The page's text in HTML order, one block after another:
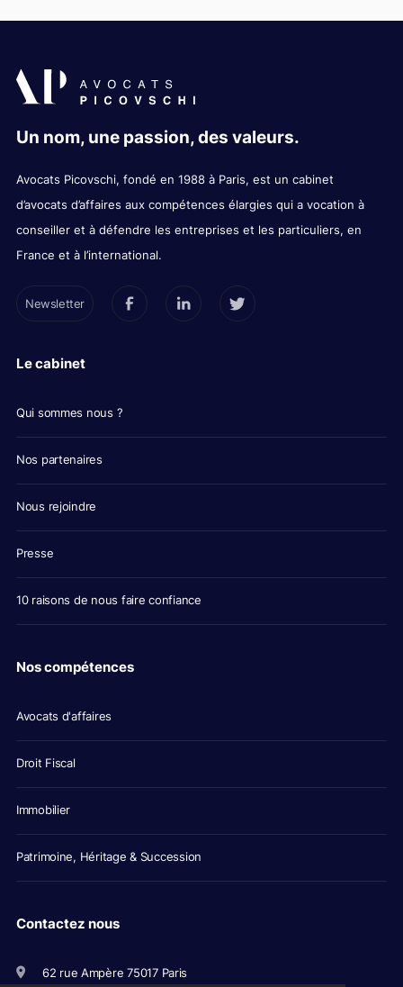
Un nom, une passion, des valeurs.
Avocats Picovschi, fondé en 1988 à Paris, est un cabinet
d’avocats d’affaires aux compétences élargies qui a vocation à
conseiller et à défendre les entreprises et les particuliers, en
France et à l’international.
Newsletter
Le cabinet
Qui sommes nous ?
Nos partenaires
Nous rejoindre
Presse
10 raisons de nous faire confiance
Nos compétences
Avocats d'affaires
Droit Fiscal
Immobilier
Patrimoine, Héritage & Succession
Contactez nous
62 rue Ampère 75017 Paris